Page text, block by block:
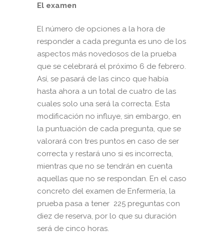
El examen
El número de opciones a la hora de
responder a cada pregunta es uno de los
aspectos más novedosos de la prueba
que se celebrará el próximo 6 de febrero.
Así, se pasará de las cinco que había
hasta ahora a un total de cuatro de las
cuales solo una será la correcta. Esta
modificación no influye, sin embargo, en
la puntuación de cada pregunta, que se
valorará con tres puntos en caso de ser
correcta y restará uno si es incorrecta,
mientras que no se tendrán en cuenta
aquellas que no se respondan. En el caso
concreto del examen de Enfermería, la
prueba pasa a tener 225 preguntas con
diez de reserva, por lo que su duración
será de cinco horas.